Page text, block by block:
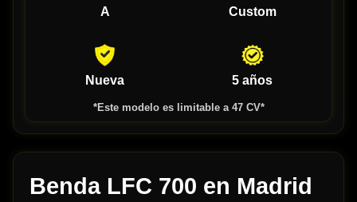
A Custom
Nueva 5 años
*Este modelo es limitable a 47 CV*
Benda LFC 700 en Madrid